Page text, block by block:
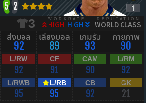
5 2
3 WORKRATE
HIGH HIGH
REPUTATION
WORLD CLASS
ส่งบอล
92
เลี้ยงบอล
89
เกมรับ
93
กายภาพ
90
L/RW
92
CF
91
CAM
90
L/RM
92
L/RWB
95
L/RB
95
CB
92
GK
21